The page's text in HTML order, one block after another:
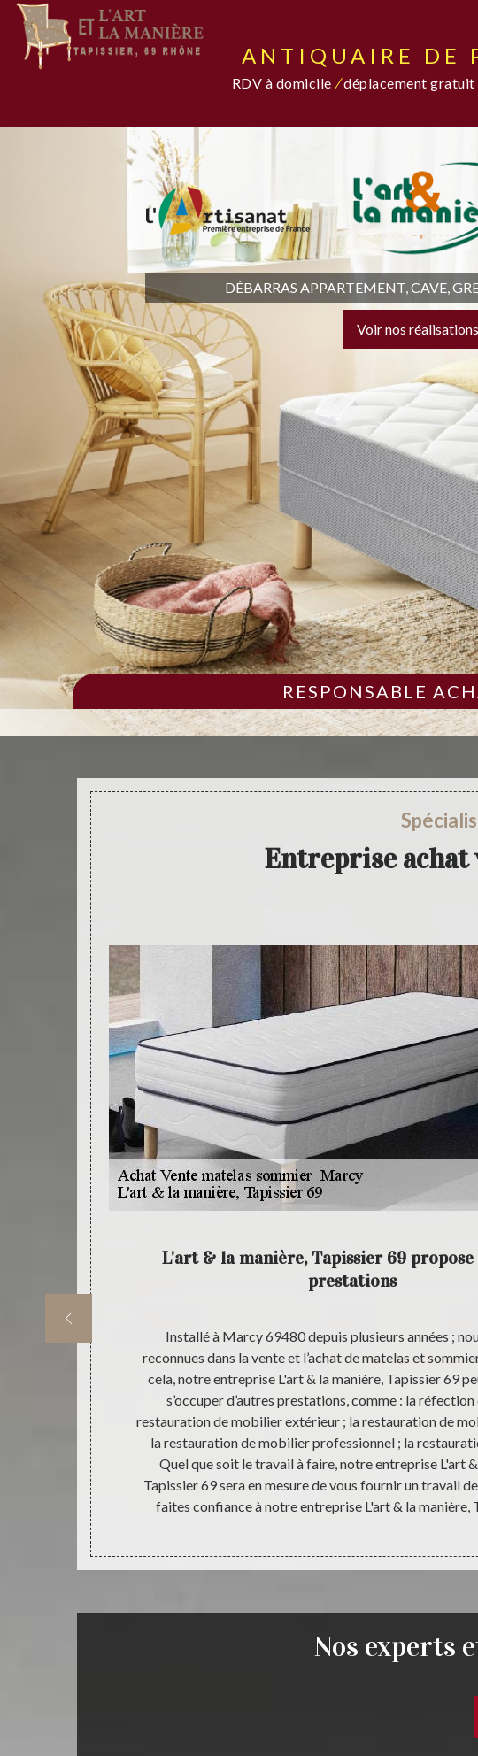
ANTIQUAIRE DE
RDV à domicile /déplacement gratuit
DÉBARRAS APPARTEMENT, CAVE,
Voir nos réalisations
RESPONSABLE
Entreprise achat
L'art & la manière, Tapissier 69 propose
prestations
Installé à Marcy 69480 depuis plusieurs années ;
reconnues dans la vente et l’achat de matelas et
cela, notre entreprise L'art & la manière, Tapissier 69
s’occuper d’autres prestations, comme : la réfection
restauration de mobilier extérieur ; la restauration de
la restauration de mobilier professionnel ; la
Quel que soit le travail à faire, notre entreprise L'art
Tapissier 69 sera en mesure de vous fournir un travail
faites confiance à notre entreprise L'art & la manière,
Nos experts